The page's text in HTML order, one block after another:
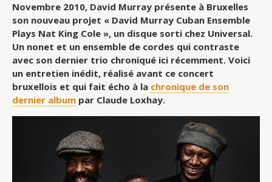
Novembre 2010, David Murray présente à Bruxelles
son nouveau projet « David Murray Cuban Ensemble
Plays Nat King Cole », un disque sorti chez Universal.
Un nonet et un ensemble de cordes qui contraste
avec son dernier trio chroniqué ici récemment. Voici
un entretien inédit, réalisé avant ce concert
bruxellois et qui fait écho à la chronique de son
dernier album par Claude Loxhay.